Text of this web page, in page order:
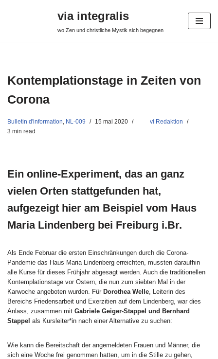
via integralis
wo Zen und christliche Mystik sich begegnen
Kontemplationstage in Zeiten von
Corona
Bulletin d'information NL-009 15 mai 2020
vi Redaktion
3 min read
Ein online-Experiment, das an ganz
vielen Orten stattgefunden hat,
aufgezeigt hier am Beispiel vom Haus
Maria Lindenberg bei Freiburg i.Br.
Als Ende Februar die ersten Einschränkungen durch die Corona-
Pandemie das Haus Maria Lindenberg erreichten, mussten daraufhin
alle Kurse für dieses Frühjahr abgesagt werden. Auch die traditionellen
Kontemplationstage vor Ostern, die nun zum siebten Mal in der
Karwoche angeboten wurden. Für Dorothea Welle, Leiterin des
Bereichs Friedensarbeit und Exerzitien auf dem Lindenberg, war dies
Anlass, zusammen mit Gabriele Geiger-Stappel und Bernhard
Stappel als Kursleiter*in nach einer Alternative zu suchen:
Wie kann die Bereitschaft der angemeldeten Frauen und Männer, die
sich eine Woche frei genommen hatten, um in die Stille zu gehen,